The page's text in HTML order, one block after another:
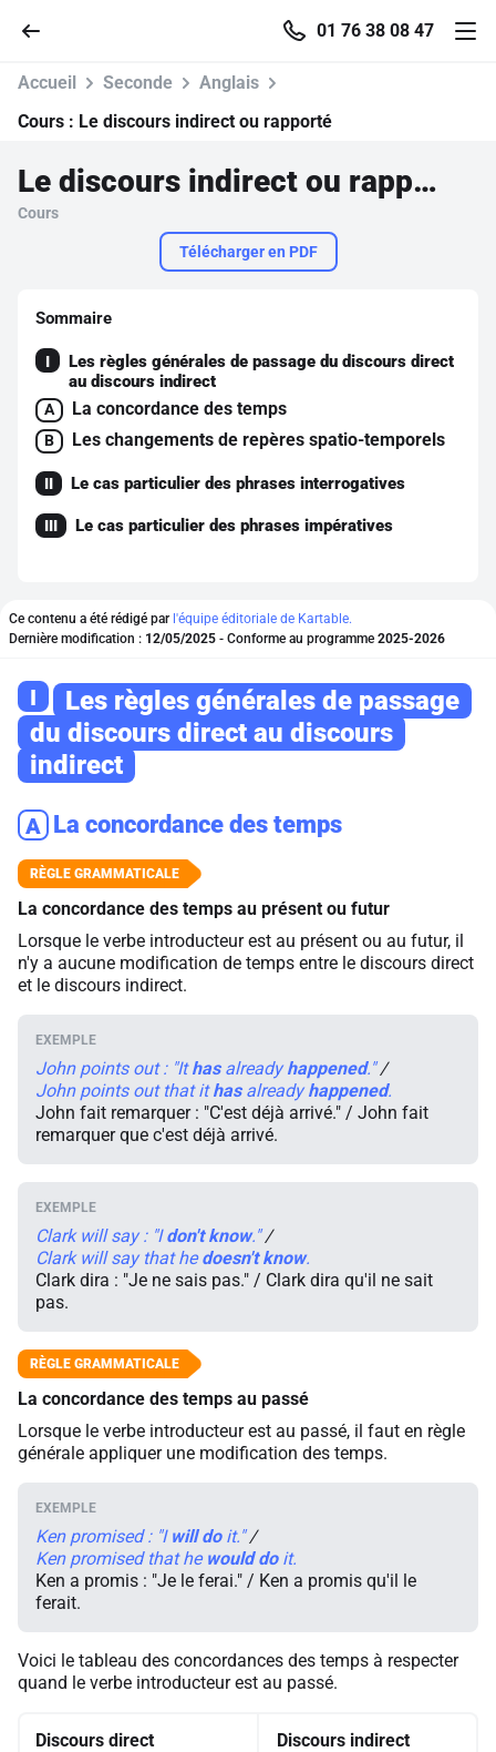
01 76 38 08 47
Accueil
Se connecter
S'inscrire gratuitement
Pour profiter de 10 contenus offerts.
Accueil Seconde
Anglais
Cours : Le discours indirect ou rapporté
Le discours indirect ou rapporté
Cours
Télécharger en PDF
Sommaire
I
Les règles générales de passage du discours direct
au discours indirect
A La concordance des temps
B Les changements de repères spatio-temporels
II Le cas particulier des phrases interrogatives
III Le cas particulier des phrases impératives
Ce contenu a été rédigé par l'équipe éditoriale de Kartable.
Dernière modification : 12/05/2025 - Conforme au programme 2025-2026
I
Les règles générales de passage
du discours direct au discours
indirect
A La concordance des temps
La concordance des temps au présent ou futur
Lorsque le verbe introducteur est au présent ou au futur, il
n'y a aucune modification de temps entre le discours direct
et le discours indirect.
John points out : "Ithasalreadyhappened."/
John points out that ithasalreadyhappened.
John fait remarquer : "C'est déjà arrivé." / John fait
remarquer que c'est déjà arrivé.
Clark will say : "Idon't know."/
Clark will say that hedoesn't know.
Clark dira : "Je ne sais pas." / Clark dira qu'il ne sait
pas.
La concordance des temps au passé
Lorsque le verbe introducteur est au passé, il faut en règle
générale appliquer une modification des temps.
Ken promised : "I will doit."/
Ken promised that he would doit.
Ken a promis : "Je le ferai." / Ken a promis qu'il le
ferait.
Voici le tableau des concordances des temps à respecter
quand le verbe introducteur est au passé.
Discours direct Discours indirect